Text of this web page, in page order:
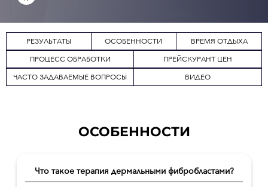
РЕЗУЛЬТАТЫ ОСОБЕННОСТИ
ВРЕМЯ ОТДЫХА
ПРОЦЕСС ОБРАБОТКИ
ПРЕЙСКУРАНТ ЦЕН
ЧАСТО ЗАДАВАЕМЫЕ ВОПРОСЫ
ВИДЕО
ОСОБЕННОСТИ
Что такое терапия дермальными фибробластами?